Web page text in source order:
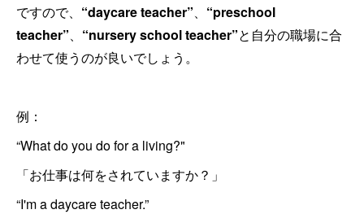
ですので、 “daycare teacher”、 “preschool
teacher”、 “nursery school teacher”と自分の職場に合
わせて使うのが良いでしょう。
例：
“What do you do for a living?"
「お仕事は何をされていますか？」
“I'm a daycare teacher.”